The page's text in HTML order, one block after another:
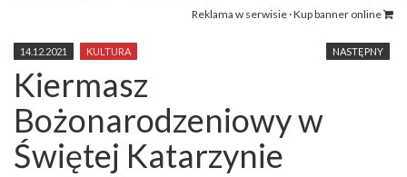
Reklama w serwisie · Kup banner online
NASTĘPNY
14.12.2021 KULTURA
Kiermasz
Bożonarodzeniowy w
Świętej Katarzynie